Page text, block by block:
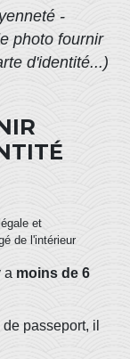
-
photo fournir
d'identité...)
et
de l'intérieur
a moins de 6
passeport, il